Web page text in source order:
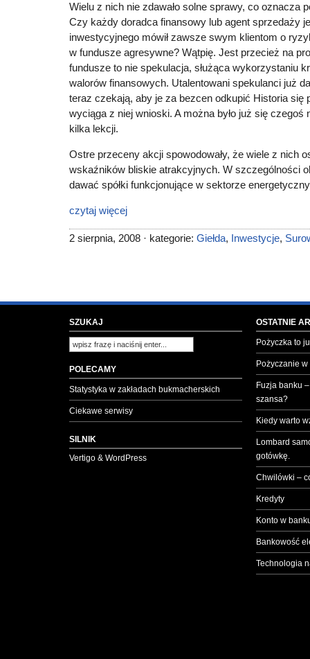
Wielu z nich nie zdawało solne sprawy, co oznacza
Czy każdy doradca finansowy lub agent sprzedaży
inwestycyjnego mówił zawsze swym klientom o
w fundusze agresywne? Wątpię. Jest przecież na
fundusze to nie spekulacja, służąca wykorzystaniu
walorów finansowych. Utalentowani spekulanci już
teraz czekają, aby je za bezcen odkupić Historia się
wyciąga z niej wnioski. A można było już się
kilka lekcji.
Ostre przeceny akcji spowodowały, że wiele z nich
wskaźników bliskie atrakcyjnych. W szczególności
dawać spółki funkcjonujące w sektorze
czytaj więcej
2 sierpnia, 2008 · kategorie: Giełda, Inwestycje,
SZUKAJ
POLECAMY
Statystyka w zakładach bukmacherskich
Ciekawe serwisy
SILNIK
Vertigo & WordPress
OSTATNIE
Pożyczka to
Pożyczanie
Fuzja banku
szansa?
Kiedy warto
Lombard
gotówkę.
Chwilówki –
Kredyty
Konto w
Bankowość
Technologia